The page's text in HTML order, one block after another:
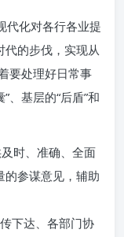
代化对各行各业提
代的步伐，实现从
要处理好日常事
、基层的“后盾”和
及时、准确、全面
的参谋意见，辅助
下达、各部门协